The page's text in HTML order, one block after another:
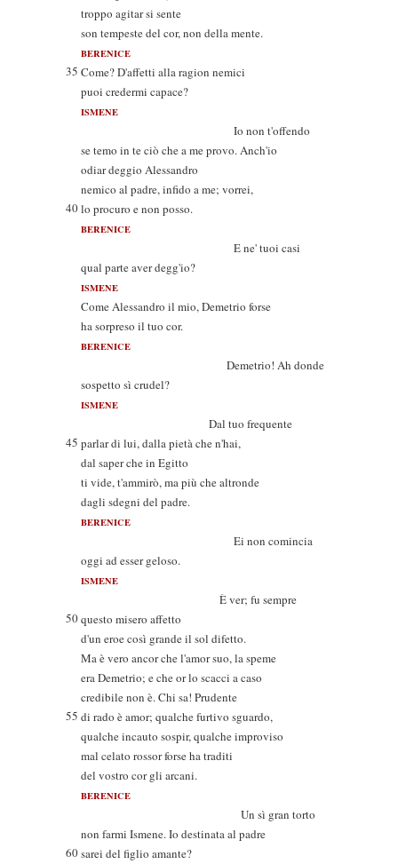
troppo agitar si sente
son tempeste del cor, non della mente.
BERENICE
35 Come? D'affetti alla ragion nemici
puoi credermi capace?
ISMENE
Io non t'offendo
se temo in te ciò che a me provo. Anch'io
odiar deggio Alessandro
nemico al padre, infido a me; vorrei,
40lo procuro e non posso.
BERENICE
E ne' tuoi casi
qual parte aver degg'io?
ISMENE
Come Alessandro il mio, Demetrio forse
ha sorpreso il tuo cor.
BERENICE
Demetrio! Ah donde
sospetto sì crudel?
ISMENE
Dal tuo frequente
45 parlar di lui, dalla pietà che n'hai,
dal saper che in Egitto
ti vide, t'ammirò, ma più che altronde
dagli sdegni del padre.
BERENICE
Ei non comincia
oggi ad esser geloso.
ISMENE
È ver; fu sempre
50questo misero affetto
d'un eroe così grande il sol difetto.
Ma è vero ancor che l'amor suo, la speme
era Demetrio; e che or lo scacci a caso
credibile non è. Chi sa! Prudente
55 di rado è amor; qualche furtivo sguardo,
qualche incauto sospir, qualche improviso
mal celato rossor forse ha traditi
del vostro cor gli arcani.
BERENICE
Un sì gran torto
non farmi Ismene. Io destinata al padre
60sarei del figlio amante?